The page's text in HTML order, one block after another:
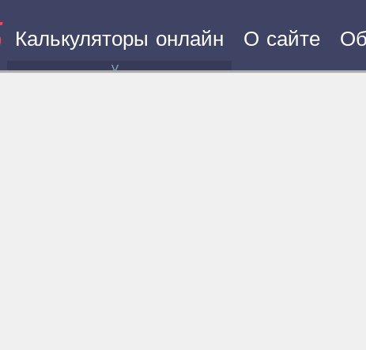
Калькуляторы онлайн О сайте